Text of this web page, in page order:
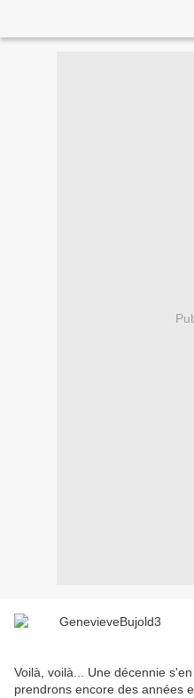
Voilà, voilà... Une décennie
prendrons encore des années